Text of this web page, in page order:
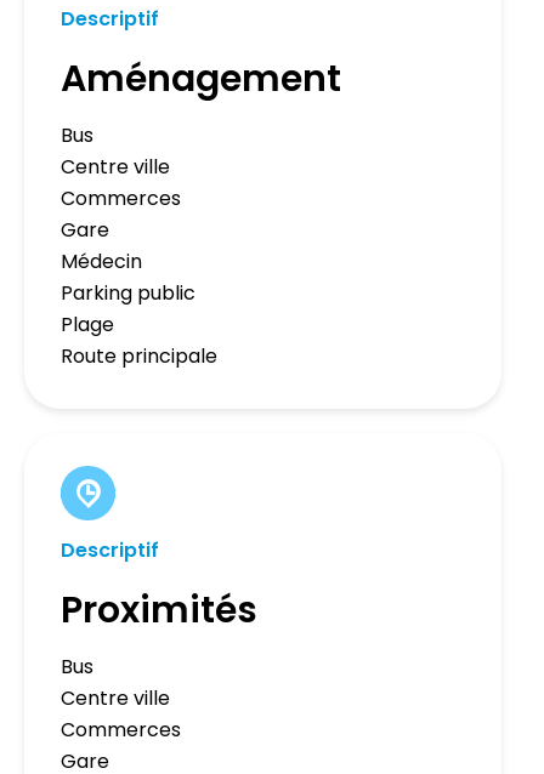
Descriptif
Aménagement
Bus
Centre ville
Commerces
Gare
Médecin
Parking public
Plage
Route principale
Descriptif
Proximités
Bus
Centre ville
Commerces
Gare